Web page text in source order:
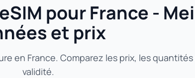
pour France -
et prix
en France. Comparez les prix, les
validité.